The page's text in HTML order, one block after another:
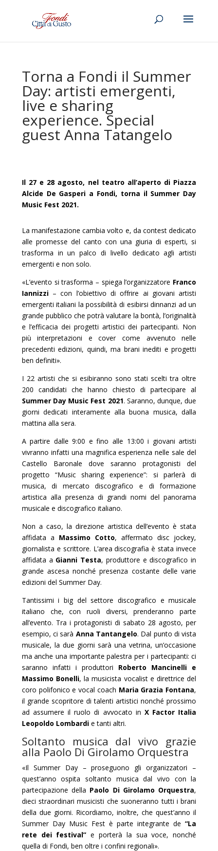
Torna a Fondi il Summer
Day: artisti emergenti,
live e sharing
experience. Special
guest Anna Tatangelo
Il 27 e 28 agosto, nel teatro all’aperto di Piazza
Alcide De Gasperi a Fondi, torna il Summer Day
Music Fest 2021.
La manifestazione cambia volto e, da contest dedicato
alle promesse del canto con una giuria di esperti, si
trasforma in un palco di livello dedicato agli artisti
emergenti e non solo.
«L’evento si trasforma – spiega l’organizzatore Franco
Iannizzi– con l’obiettivo di offrire ai giovani artisti
emergenti italiani la possibilità di esibirsi dinnanzi ad un
grande pubblico che potrà valutare la bontà, l’originalità
e l’efficacia dei progetti artistici dei partecipanti. Non
più interpretazioni e cover come avvenuto nelle
precedenti edizioni, quindi, ma brani inediti e progetti
ben definiti».
I 22 artisti che si esibiranno sono stati scelti tra oltre
200 candidati che hanno chiesto di partecipare al
Summer Day Music Fest 2021. Saranno, dunque, due
giorni dedicati interamente alla buona musica, dalla
mattina alla sera.
A partire dalle 9:00 e fino alle 13:00 i giovani artisti
vivranno infatti una magnifica esperienza nelle sale del
Castello Baronale dove saranno protagonisti del
progetto “Music sharing experience”: si parlerà di
musica, di mercato discografico e di formazione
artistica alla presenza di grandi nomi del panorama
musicale e discografico italiano.
Non a caso, la direzione artistica dell’evento è stata
affidata a Massimo Cotto, affermato disc jockey,
giornalista e scrittore. L’area discografia è stata invece
affidata a Gianni Testa, produttore e discografico in
grande ascesa nonché presenza costante delle varie
edizioni del Summer Day.
Tantissimi i big del settore discografico e musicale
italiano che, con ruoli diversi, prenderanno parte
all’evento. Tra i protagonisti di sabato 28 agosto, per
esempio, ci sarà Anna Tantangelo. Dal punto di vista
musicale, la due giorni sarà una vetrina, un’occasione
ma anche una importante palestra per i partecipanti: ci
saranno infatti i produttori Roberto Mancinelli e
Massimo Bonelli, la musicista vocalist e direttrice del
coro polifonico e vocal coach Maria Grazia Fontana,
il grande scopritore di talenti artistici nonché prossimo
ad assumere il ruolo di avvocato in X Factor Italia
Leopoldo Lombardie tanti altri.
Soltanto musica dal vivo grazie
alla Paolo Di Girolamo Orquestra
«Il Summer Day – proseguono gli organizzatori –
quest’anno ospita soltanto musica dal vivo con la
partecipazione della Paolo Di Girolamo Orquestra,
dieci straordinari musicisti che suoneranno tutti i brani
della due giorni. Ricordiamo, inoltre, che quest’anno il
Summer Day Music Fest è parte integrante de“La
rete dei festival” e porterà la sua voce, nonché
quella di Fondi, ben oltre i confini regionali».